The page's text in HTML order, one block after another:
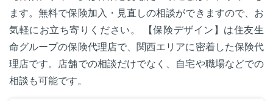
ます。無料で保険加入・見直しの相談ができますので、お
気軽にお立ち寄りください。 【保険デザイン】は住友生
命グループの保険代理店で、関西エリアに密着した保険代
理店です。店舗での相談だけでなく、自宅や職場などでの
相談も可能です。